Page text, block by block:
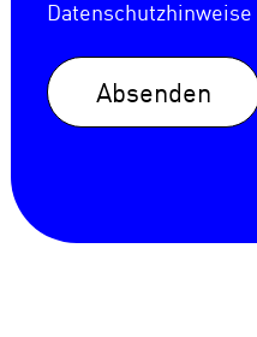
Datenschutzhinweise
Absenden